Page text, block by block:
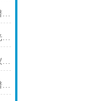
工厂直销DF-2000转炉渣荧光光谱仪技术参数
工厂直销DF-2000钢铁冶炼荧光光谱仪技术参数
工厂直销DF-2000金属荧光光谱仪技术参数
工厂直销DF-2000铜合金荧光光谱仪技术参数